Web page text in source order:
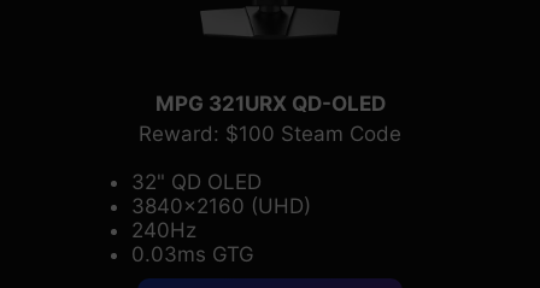
MPG 321URX QD-OLED
Reward: $100 Steam Code
32" QD OLED
3840x2160 (UHD)
240Hz
0.03ms GTG